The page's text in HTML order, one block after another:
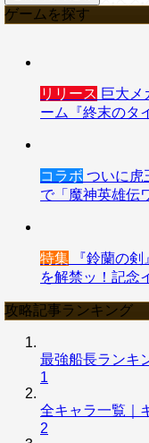
ゲームを探す
リリース 巨大メ
ーム『終末のタ
コラボ ついに虎
で「魔神英雄伝
特集 『鈴蘭の剣
を解禁ッ！記念
攻略記事ランキング
最強船長ランキ
1
全キャラ一覧｜
2